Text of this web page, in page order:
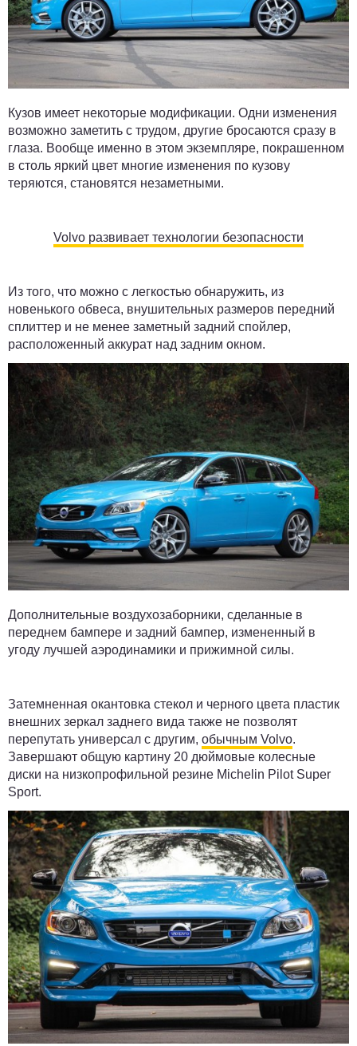
Кузов имеет некоторые модификации. Одни изменения
возможно заметить с трудом, другие бросаются сразу в
глаза. Вообще именно в этом экземпляре, покрашенном
в столь яркий цвет многие изменения по кузову
теряются, становятся незаметными.
Volvo развивает технологии безопасности
Из того, что можно с легкостью обнаружить, из
новенького обвеса, внушительных размеров передний
сплиттер и не менее заметный задний спойлер,
расположенный аккурат над задним окном.
Дополнительные воздухозаборники, сделанные в
переднем бампере и задний бампер, измененный в
угоду лучшей аэродинамики и прижимной силы.
Затемненная окантовка стекол и черного цвета пластик
внешних зеркал заднего вида также не позволят
перепутать универсал с другим, обычным Volvo.
Завершают общую картину 20 дюймовые колесные
диски на низкопрофильной резине Michelin Pilot Super
Sport.